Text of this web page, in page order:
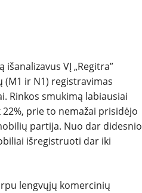
VĮ „Regitra”
ir N1) registravimas
Rinkos smukimą labiausiai
prie to nemažai prisidėjo
partija. Nuo dar didesnio
išregistruoti dar iki
lengvųjų komercinių